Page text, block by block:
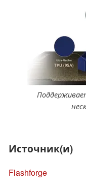
Источник(и)
Flashforge